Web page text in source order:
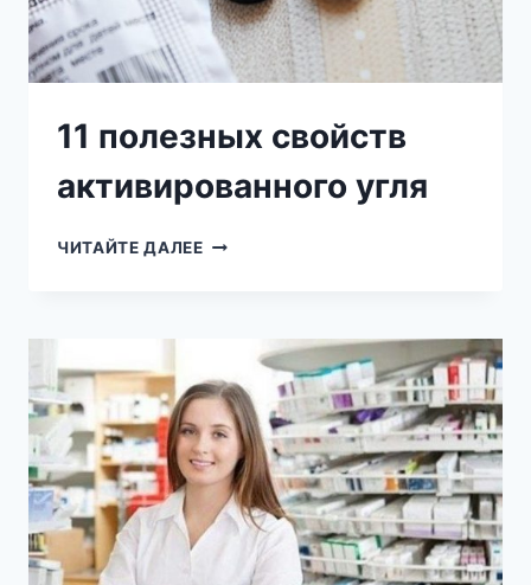
11 полезных свойств
активированного угля
ЧИТАЙТЕ ДАЛЕЕ11